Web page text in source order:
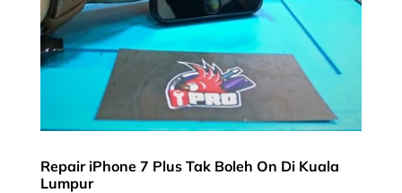
Repair iPhone 7 Plus Tak Boleh On Di Kuala
Lumpur